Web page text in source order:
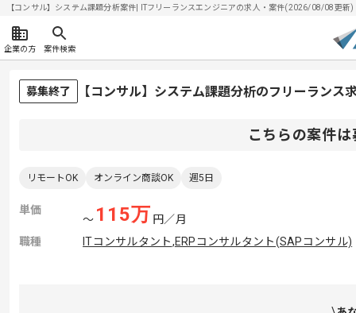
【コンサル】システム課題分析案件| ITフリーランスエンジニアの求人・案件(2026/08/08更新)
企業の方 案件検索
募集終了 【コンサル】システム課題分析のフリーランス
こちらの案件
リモートOK オンライン商談OK 週5日
単価
〜 115万 円／月
職種
ITコンサルタント,ERPコンサルタント(SAPコンサル)